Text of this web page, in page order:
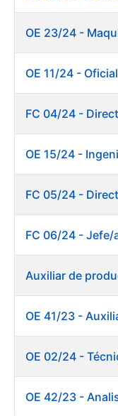
OE 15/24 -
FC 06/24 - Jefe/
OE 41/23 -
OE 42/23 -